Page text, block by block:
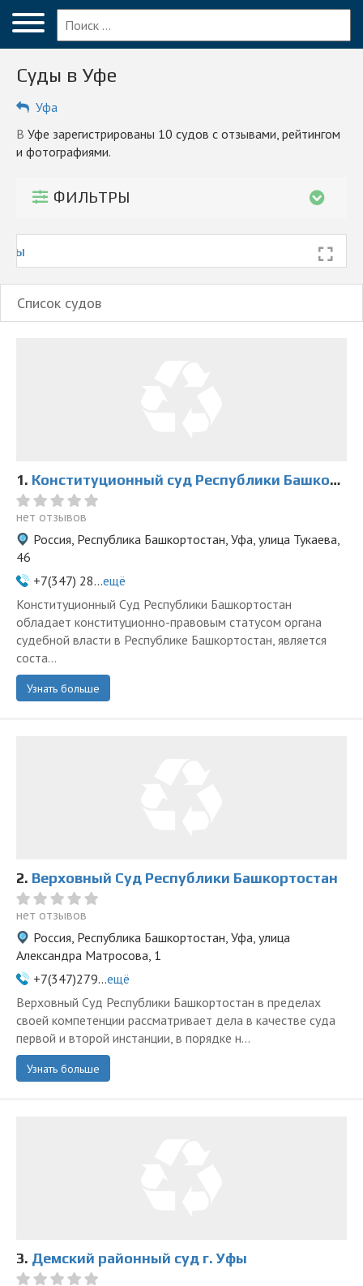
Меню
Главная
Вопрос эксперту
Уфа
ПОЛЬЗОВАТЕЛЯМ
Блог
КОМПАНИЯМ
Личный кабинет
© 2026 Все права защищены
Суды в Уфе
Уфа
в Уфе зарегистрированы 10 судов с отзывами, рейтингом
и фотографиями.
ФИЛЬТРЫ
Список судов
1. Конституционный суд Республики Башкортостан
нет отзывов
Россия, Республика Башкортостан, Уфа, улица Тукаева,
46
+7(347) 28...ещё
Конституционный Суд Республики Башкортостан
обладает конституционно-правовым статусом органа
судебной власти в Республике Башкортостан, является
соста...
Узнать больше
2. Верховный Суд Республики Башкортостан
нет отзывов
Россия, Республика Башкортостан, Уфа, улица
Александра Матросова, 1
+7(347)279...ещё
Верховный Суд Республики Башкортостан в пределах
своей компетенции рассматривает дела в качестве суда
первой и второй инстанции, в порядке н...
Узнать больше
3. Демский районный суд г. Уфы